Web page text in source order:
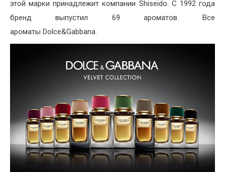
Недвижимость
этой марки принадлежит компании Shiseido. С 1992 года
бренд выпустил 69 ароматов. Все
ароматы Dolce&Gabbana.